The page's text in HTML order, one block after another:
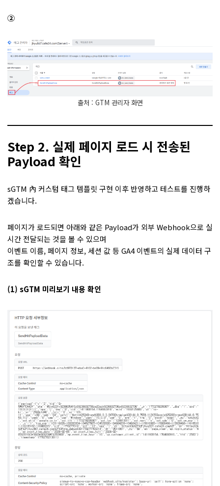
②
출처 : GTM 관리자 화면
Step 2. 실제 페이지 로드 시 전송된
Payload 확인
sGTM 內 커스텀 태그 템플릿 구현 이후 반영하고 테스트를 진행하
겠습니다.
페이지가 로드되면 아래와 같은 Payload가 외부 Webhook으로 실
시간 전달되는 것을 볼 수 있으며
이벤트 이름, 페이지 정보, 세션 값 등 GA4 이벤트의 실제 데이터 구
조를 확인할 수 있습니다.
(1) sGTM 미리보기 내용 확인